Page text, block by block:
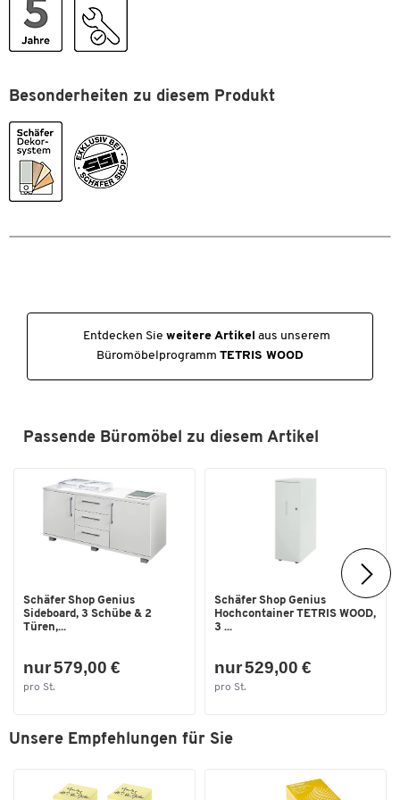
Hinweis:
Dieses Produkt wird vormontiert angeliefert. Bitte
stellen Sie sicher, dass Ihre räumlichen Gegebenheiten vor Ort
Besonderheiten zu diesem Produkt
Entdecken Sie weitere Artikel aus unserem
Büromöbelprogramm TETRIS WOOD
Passende Büromöbel zu diesem Artikel
Schäfer Shop Genius
Sideboard, 3 Schübe & 2
Türen,...
nur 579,00 €
pro St.
Schäfer Shop Genius
Hochcontainer TETRIS WOOD,
3 ...
nur 529,00 €
pro St.
Unsere Empfehlungen für Sie